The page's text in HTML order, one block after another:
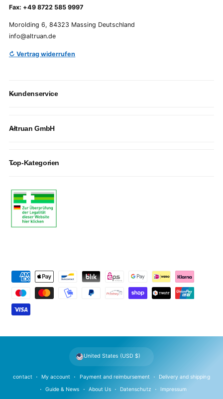
Fax: +49 8722 585 9997
Morolding 6, 84323 Massing Deutschland
info@altruan.de
↻ Vertrag widerrufen
Kundenservice
Altruan GmbH
Top-Kategorien
m
n
contact My account Payment and reimbursement Delivery and shipping
Guide & News About Us Datenschutz Impressum
United States (USD $)